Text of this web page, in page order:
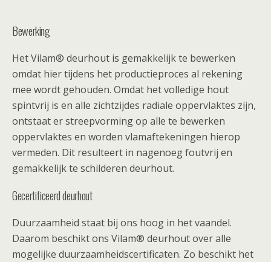
Bewerking
Het Vilam® deurhout is gemakkelijk te bewerken
omdat hier tijdens het productieproces al rekening
mee wordt gehouden. Omdat het volledige hout
spintvrij is en alle zichtzijdes radiale oppervlaktes zijn,
ontstaat er streepvorming op alle te bewerken
oppervlaktes en worden vlamaftekeningen hierop
vermeden. Dit resulteert in nagenoeg foutvrij en
gemakkelijk te schilderen deurhout.
Gecertificeerd deurhout
Duurzaamheid staat bij ons hoog in het vaandel.
Daarom beschikt ons Vilam® deurhout over alle
mogelijke duurzaamheidscertificaten. Zo beschikt het